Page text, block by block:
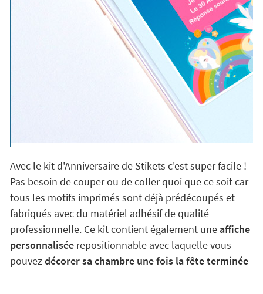
Avec le kit d'Anniversaire de Stikets c'est super facile !
Pas besoin de couper ou de coller quoi que ce soit car
tous les motifs imprimés sont déjà prédécoupés et
fabriqués avec du matériel adhésif de qualité
professionnelle. Ce kit contient également uneaffiche
personnalisée repositionnable avec laquelle vous
pouvez décorer sa chambre une fois la fête terminée